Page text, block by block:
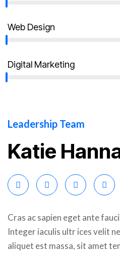
Web Design
Digital Marketing
Leadership Team
Katie
Cras ac sapien eget ante
Integer iaculis ultr ices velit
aliquet est massa, sit amet